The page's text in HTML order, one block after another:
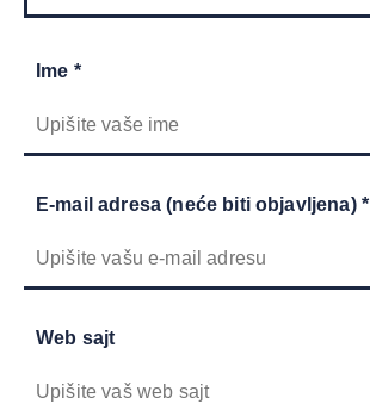
Ime *
E-mail adresa (neće biti objavljena) *
Web sajt